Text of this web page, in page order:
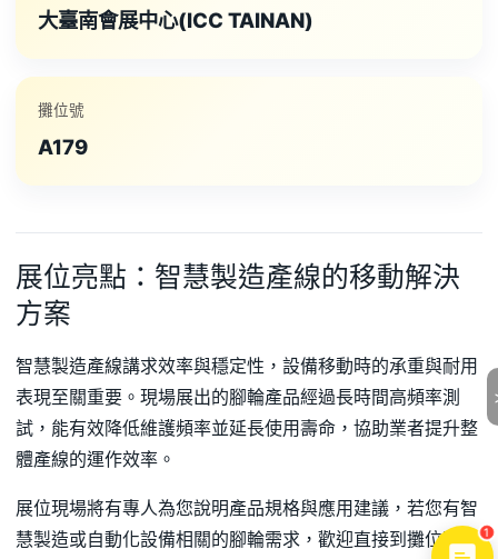
大臺南會展中心(ICC TAINAN)
攤位號
A179
展位亮點：智慧製造產線的移動解決
方案
智慧製造產線講求效率與穩定性，設備移動時的承重與耐用
表現至關重要。現場展出的腳輪產品經過長時間高頻率測
試，能有效降低維護頻率並延長使用壽命，協助業者提升整
體產線的運作效率。
展位現場將有專人為您說明產品規格與應用建議，若您有智
慧製造或自動化設備相關的腳輪需求，歡迎直接到攤位號
1